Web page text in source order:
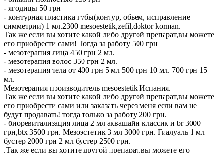
- ягодицы 50 грн
- контурная пластика губы(контур, обьем, исправление
симметрии) 1 мл.2300 mesoestetik,zefil,doktor korman.
Так же если вы хотите какой либо другой препарат,вы можете
его приобрести сами! Тогда за работу 500 грн
- мезотерапия лица 450 грн 2 мл.
- мезотерапия волос 350 грн 2 мл.
- мезотерапия тела от 400 грн 5 мл 500 грн 10 мл. 700 грн 15
мл.
Мезотерапия производитель mesoestetik Испания.
Так же если вы хотите какой либо другой препарат,вы можете
его приобрести сами или заказать через меня если вам не
будут продавать! тогда только за работу 200 грн.
- биоревитализация лица 2 мл аквашайн классик и br 3000
грн,btx 3500 грн. Мезоэстетик 3 мл 3000 грн. Гиалуаль 1 мл
бустер 2000 грн 2 мл бустер 2500 грн.
.Так же если вы хотите другой препарат,вы можете его